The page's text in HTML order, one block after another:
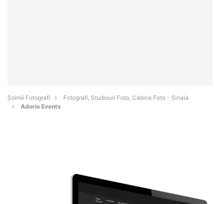
Șoimii Fotografi
Fotografi, Studiouri Foto, Cabine Foto - Sinaia
Adoria Events